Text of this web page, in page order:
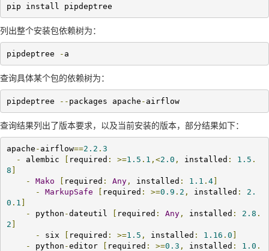
pip install pipdeptree
列出整个安装包依赖树为：
pipdeptree - a
查询具体某个包的依赖树为：
pipdeptree -- packages apache - airflow
查询结果列出了版本要求，以及当前安装的版本，部分结果如下：
apache - airflow==2.2 . 3
- alembic [ required : >=1.5 . 1 ,<2.0 , installed : 1.5 .
8 ]
-
Mako [ required : Any, installed : 1.1 . 4]
-
MarkupSafe [ required : >=0.9 . 2 , installed :
2.
0 . 1 ]
- python -dateutil [ required : Any, installed : 2.8 .
2 ]
- six [ required : >=1.5 , installed : 1.16 . 0 ]
- python -editor [ required : >=0.3 , installed : 1.0 .